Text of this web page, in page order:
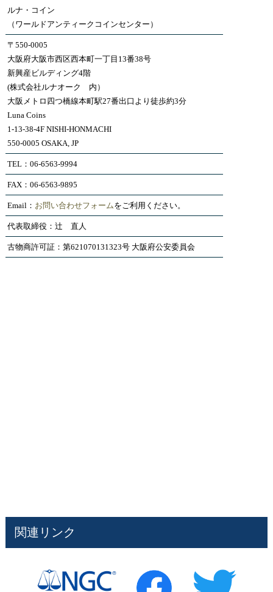
ルナ・コイン
（ワールドアンティークコインセンター）
〒550-0005
大阪府大阪市西区西本町一丁目13番38号
新興産ビルディング4階
(株式会社ルナオーク 内）
大阪メトロ四つ橋線本町駅27番出口より徒歩約3分
Luna Coins
1-13-38-4F NISHI-HONMACHI
550-0005 OSAKA, JP
TEL：06-6563-9994
FAX：06-6563-9895
Email： お問い合わせフォームをご利用ください。
代表取締役：辻 直人
古物商許可証：第621070131323号 大阪府公安委員会
関連リンク